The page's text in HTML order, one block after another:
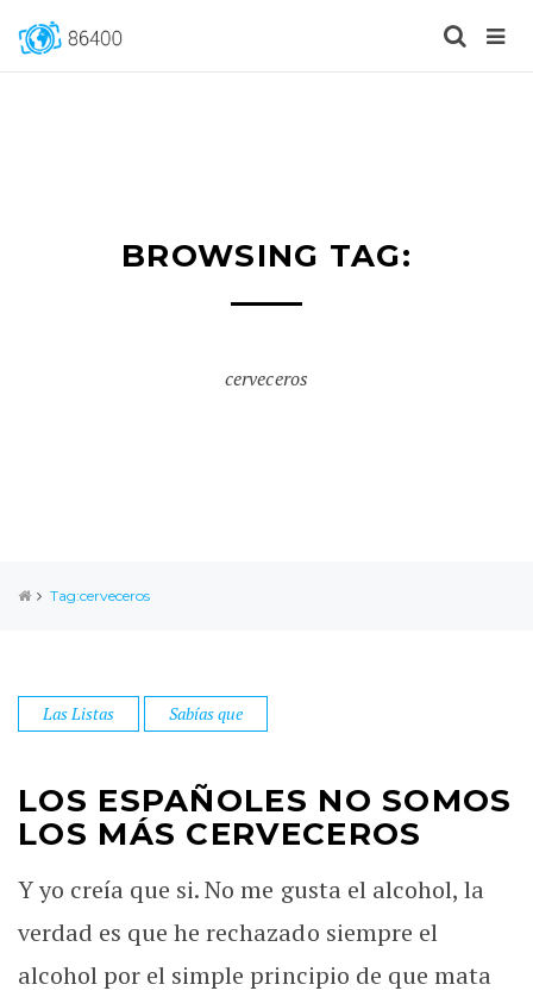
BROWSING TAG:
cerveceros
Tag:cerveceros
Las Listas Sabías que
LOS ESPAÑOLES NO SOMOS
LOS MÁS CERVECEROS
Y yo creía que si. No me gusta el alcohol, la
verdad es que he rechazado siempre el
alcohol por el simple principio de que mata